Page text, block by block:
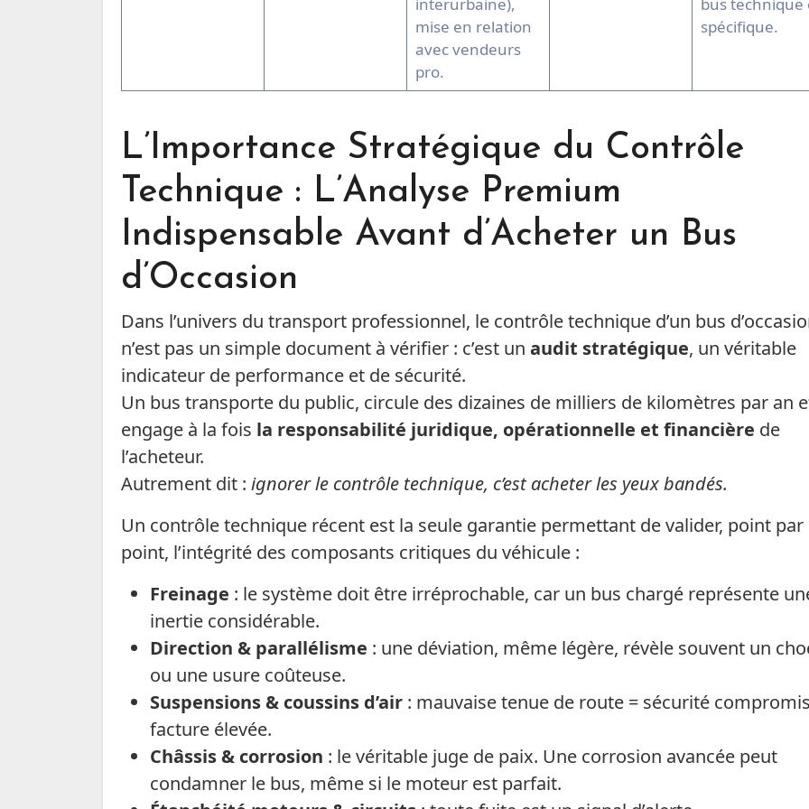
mise en relation
avec vendeurs
pro.
spécifique.
L’Importance Stratégique du Contrôle
Technique : L’Analyse Premium
Indispensable Avant d’Acheter un Bus
d’Occasion
Dans l’univers du transport professionnel, le contrôle technique d’un bus
n’est pas un simple document à vérifier : c’est un audit stratégique, un véritable
indicateur de performance et de sécurité.
Un bus transporte du public, circule des dizaines de milliers de kilomètres par an
engage à la fois la responsabilité juridique, opérationnelle et financière de
l’acheteur.
Autrement dit : ignorer le contrôle technique, c’est acheter les yeux bandés.
Un contrôle technique récent est la seule garantie permettant de valider, point par
point, l’intégrité des composants critiques du véhicule :
Freinage : le système doit être irréprochable, car un bus chargé représente
inertie considérable.
Direction & parallélisme : une déviation, même légère, révèle souvent un
ou une usure coûteuse.
Suspensions & coussins d’air : mauvaise tenue de route = sécurité
facture élevée.
Châssis & corrosion : le véritable juge de paix. Une corrosion avancée peut
condamner le bus, même si le moteur est parfait.